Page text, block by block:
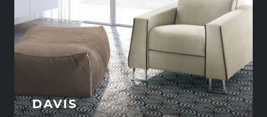
DAVIS